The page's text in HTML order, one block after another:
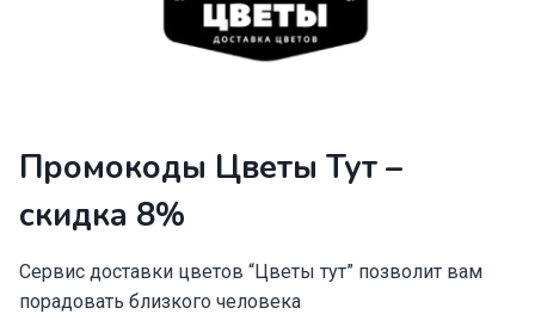
Промокоды Цветы Тут –
скидка 8%
Сервис доставки цветов “Цветы тут” позволит вам
порадовать близкого человека